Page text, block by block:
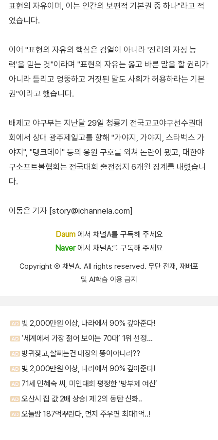
표현의 자유이며, 이는 인간의 보편적 기본권 중 하나"라고 적
었습니다.
이어 "표현의 자유의 핵심은 검열이 아니라 '진리의 자정 능
력'을 믿는 것"이라며 "표현의 자유는 옳고 바른 말을 할 권리가
아니라 틀리고 엉뚱하고 거짓된 말도 사회가 허용하라는 기본
권"이라고 했습니다.
배제고 야구부는 지난달 29일 청룡기 전국고교야구선수권대
회에서 상대 광주제일고를 향해 "가야지, 가야지, 스타벅스 가
야지", "탱크데이" 등의 응원 구호를 외쳐 논란이 됐고, 대한야
구소프트볼협회는 전국대회 출전정지 6개월 징계를 내렸습니
다.
이동은 기자 [story@ichannela.com]
Daum에서 채널A를 구독해 주세요
Naver에서 채널A를 구독해 주세요
Copyright Ⓒ 채널A. All rights reserved. 무단 전재, 재배포
및 AI학습 이용 금지